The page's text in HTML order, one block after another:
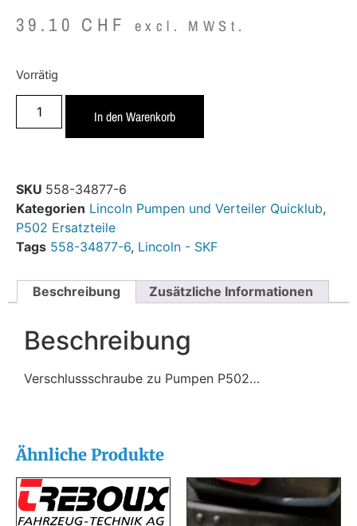
39.10 CHF excl. MWSt.
Vorrätig
In den Warenkorb
SKU 558-34877-6
Kategorien Lincoln Pumpen und Verteiler Quicklub,
P502 Ersatzteile
Tags 558-34877-6, Lincoln - SKF
Beschreibung Zusätzliche Informationen
Beschreibung
Verschlussschraube zu Pumpen P502…
Ähnliche Produkte